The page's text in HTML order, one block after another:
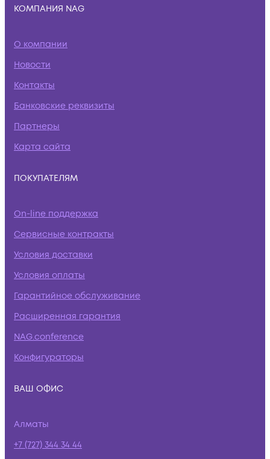
КОМПАНИЯ NAG
О компании
Новости
Контакты
Банковские реквизиты
Партнеры
Карта сайта
ПОКУПАТЕЛЯМ
On-line поддержка
Сервисные контракты
Условия доставки
Условия оплаты
Гарантийное обслуживание
Расширенная гарантия
NAG.conference
Конфигураторы
ВАШ ОФИС
Алматы
+7 (727) 344 34 44